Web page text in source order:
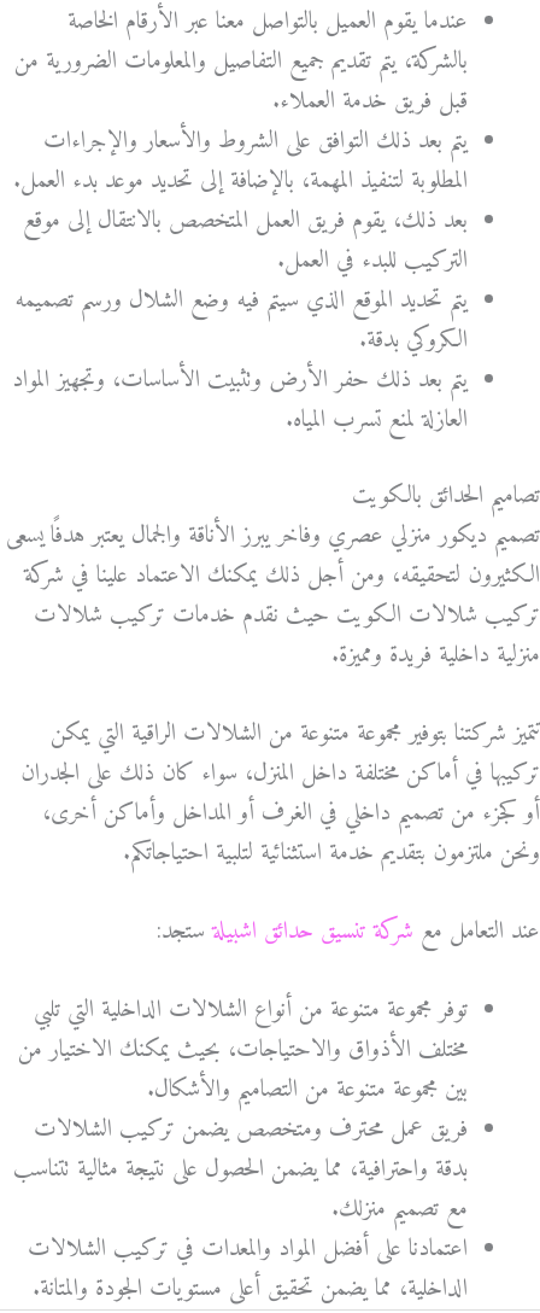
عندما يقوم العميل بالتواصل معنا عبر الأرقام الخاصة
بالشركة، يتم تقديم جميع التفاصيل والمعلومات الضرورية من
قبل فريق خدمة العملاء.
يتم بعد ذلك التوافق على الشروط والأسعار والإجراءات
المطلوبة لتنفيذ المهمة، بالإضافة إلى تحديد موعد بدء العمل.
بعد ذلك، يقوم فريق العمل المتخصص بالانتقال إلى موقع
التركيب للبدء في العمل.
يتم تحديد الموقع الذي سيتم فيه وضع الشلال ورسم تصميمه
الكروكي بدقة.
يتم بعد ذلك حفر الأرض وتثبيت الأساسات، وتجهيز المواد
العازلة لمنع تسرب المياه.
تصاميم الحدائق بالكويت
تصميم ديكور منزلي عصري وفاخر يبرز الأناقة والجمال يعتبر هدفًا يسعى
الكثيرون لتحقيقه، ومن أجل ذلك يمكنك الاعتماد علينا في شركة
تركيب شلالات الكويت حيث نقدم خدمات تركيب شلالات
منزلية داخلية فريدة ومميزة.
تتميز شركتنا بتوفير مجموعة متنوعة من الشلالات الراقية التي يمكن
تركيبها في أماكن مختلفة داخل المنزل، سواء كان ذلك على الجدران
أو كجزء من تصميم داخلي في الغرف أو المداخل وأماكن أخرى،
ونحن ملتزمون بتقديم خدمة استثنائية لتلبية احتياجاتكم.
عند التعامل مع شركة تنسيق حدائق اشبيلةستجد:
توفر مجموعة متنوعة من أنواع الشلالات الداخلية التي تلبي
مختلف الأذواق والاحتياجات، بحيث يمكنك الاختيار من
بين مجموعة متنوعة من التصاميم والأشكال.
فريق عمل محترف ومتخصص يضمن تركيب الشلالات
بدقة واحترافية، مما يضمن الحصول على نتيجة مثالية تتناسب
مع تصميم منزلك.
اعتمادنا على أفضل المواد والمعدات في تركيب الشلالات
الداخلية، مما يضمن تحقيق أعلى مستويات الجودة والمتانة.